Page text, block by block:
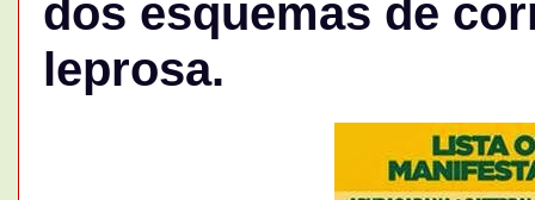
dos esquemas de
leprosa.